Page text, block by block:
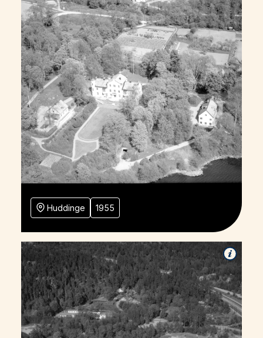
Huddinge 1955